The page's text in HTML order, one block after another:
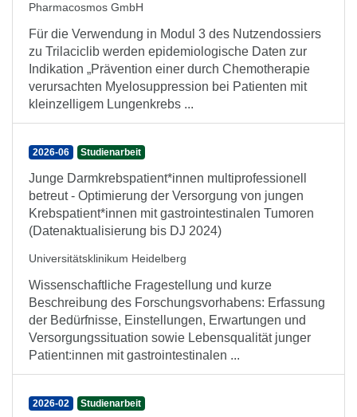
Pharmacosmos GmbH
Für die Verwendung in Modul 3 des Nutzendossiers
zu Trilaciclib werden epidemiologische Daten zur
Indikation „Prävention einer durch Chemotherapie
verursachten Myelosuppression bei Patienten mit
kleinzelligem Lungenkrebs ...
2026-06 Studienarbeit
Junge Darmkrebspatient*innen multiprofessionell
betreut - Optimierung der Versorgung von jungen
Krebspatient*innen mit gastrointestinalen Tumoren
(Datenaktualisierung bis DJ 2024)
Universitätsklinikum Heidelberg
Wissenschaftliche Fragestellung und kurze
Beschreibung des Forschungsvorhabens: Erfassung
der Bedürfnisse, Einstellungen, Erwartungen und
Versorgungssituation sowie Lebensqualität junger
Patient:innen mit gastrointestinalen ...
2026-02 Studienarbeit